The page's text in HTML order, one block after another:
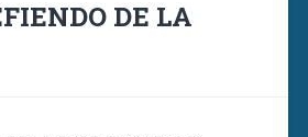
DE LA